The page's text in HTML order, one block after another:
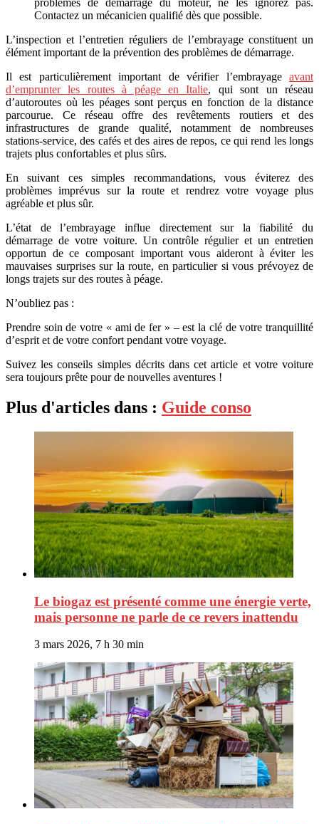
problèmes de démarrage du moteur, ne les ignorez pas.
Contactez un mécanicien qualifié dès que possible.
L’inspection et l’entretien réguliers de l’embrayage constituent un
élément important de la prévention des problèmes de démarrage.
Il est particulièrement important de vérifier l’embrayage avant
d’emprunter les routes à péage en Italie, qui sont un réseau
d’autoroutes où les péages sont perçus en fonction de la distance
parcourue. Ce réseau offre des revêtements routiers et des
infrastructures de grande qualité, notamment de nombreuses
stations-service, des cafés et des aires de repos, ce qui rend les longs
trajets plus confortables et plus sûrs.
En suivant ces simples recommandations, vous éviterez des
problèmes imprévus sur la route et rendrez votre voyage plus
agréable et plus sûr.
L’état de l’embrayage influe directement sur la fiabilité du
démarrage de votre voiture. Un contrôle régulier et un entretien
opportun de ce composant important vous aideront à éviter les
mauvaises surprises sur la route, en particulier si vous prévoyez de
longs trajets sur des routes à péage.
N’oubliez pas :
Prendre soin de votre « ami de fer » – est la clé de votre tranquillité
d’esprit et de votre confort pendant votre voyage.
Suivez les conseils simples décrits dans cet article et votre voiture
sera toujours prête pour de nouvelles aventures !
Plus d'articles dans : Guide conso
Le biogaz est présenté comme une énergie verte,
mais personne ne parle de ce revers inattendu
3 mars 2026, 7 h 30 min